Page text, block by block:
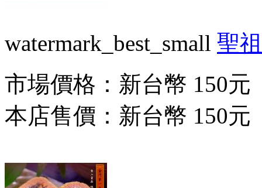
watermark_best_small 聖
市場價格： 新台幣 150元
本店售價： 新台幣 150元